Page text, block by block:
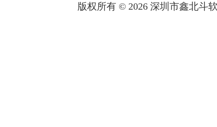
版权所有 © 2026 深圳市鑫北斗